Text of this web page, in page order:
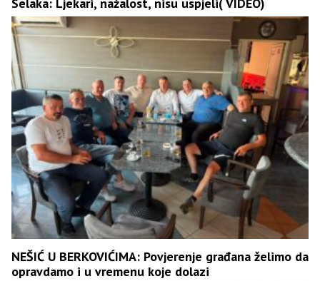
NEŠIĆ U BERKOVIĆIMA: Povjerenje građana želimo da
opravdamo i u vremenu koje dolazi